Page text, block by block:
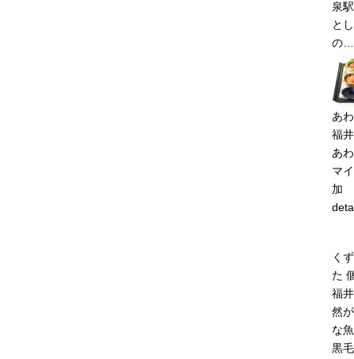
泉
と
の…
あ
福
あ
マ
加
く
た
福
然
な
黒